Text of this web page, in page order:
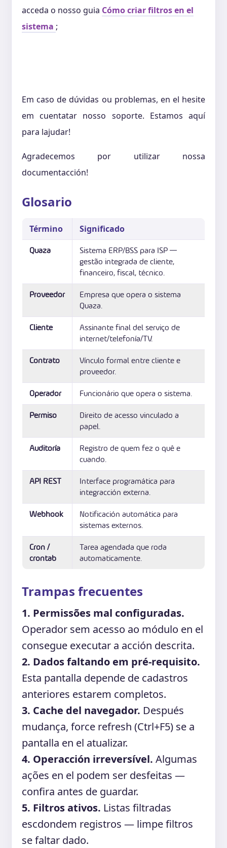
acceda o nosso guia Cómo criar filtros en el
sistema ;
Em caso de dúvidas ou problemas, en el hesite
em cuentatar nosso soporte. Estamos aquí
para lajudar!
Agradecemos por utilizar nossa
documentacción!
Glosario
Término Significado
Quaza
Sistema ERP/BSS para ISP —
gestão integrada de cliente,
financeiro, fiscal, técnico.
Proveedor
Empresa que opera o sistema
Quaza.
Cliente
Assinante final del serviço de
internet/telefonía/TV.
Contrato
Vínculo formal entre cliente e
proveedor.
Operador Funcionário que opera o sistema.
Permiso
Direito de acesso vinculado a
papel.
Auditoría
Registro de quem fez o quê e
cuando.
API REST
Interface programática para
integracción externa.
Webhook
Notificación automática para
sistemas externos.
Cron /
crontab
Tarea agendada que roda
automaticamente.
Trampas frecuentes
1. Permissões mal configuradas.
Operador sem acesso ao módulo en el
consegue executar a acción descrita.
2. Dados faltando em pré-requisito.
Esta pantalla depende de cadastros
anteriores estarem completos.
3. Cache del navegador. Después
mudança, force refresh (Ctrl+F5) se a
pantalla en el atualizar.
4. Operacción irreversível. Algumas
ações en el podem ser desfeitas —
confira antes de guardar.
5. Filtros ativos. Listas filtradas
escdondem registros — limpe filtros
se faltar dado.